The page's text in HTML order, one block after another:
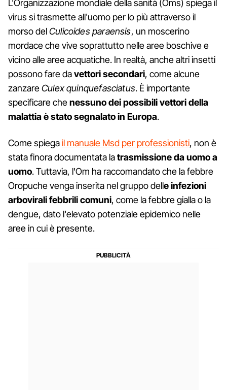
L'Organizzazione mondiale della sanità (Oms) spiega il
virus si trasmette all'uomo per lo più attraverso il
morso delCulicoides paraensis, un moscerino
mordace che vive soprattutto nelle aree boschive e
vicino alle aree acquatiche. In realtà, anche altri insetti
possono fare davettori secondari, come alcune
zanzareCulex quinquefasciatus. È importante
specificare chenessuno dei possibili vettori della
malattia è stato segnalato in Europa.
Come spiegail manuale Msd per professionisti, non è
stata finora documentata latrasmissione da uomo a
uomo. Tuttavia, l'Om ha raccomandato che la febbre
Oropuche venga inserita nel gruppo delle infezioni
arbovirali febbrili comuni, come la febbre gialla o la
dengue, dato l'elevato potenziale epidemico nelle
aree in cui è presente.